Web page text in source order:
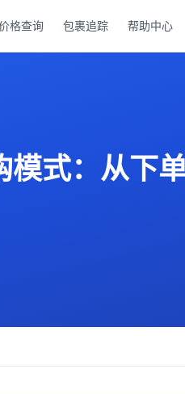
格查询 包裹追踪 帮助中心
式：从下